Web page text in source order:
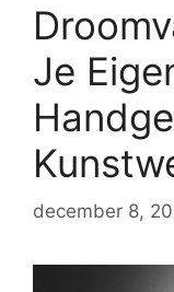
Je
december 8,